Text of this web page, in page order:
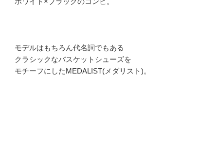
モデルはもちろん代名詞でもある
クラシックなバスケットシューズを
モチーフにしたMEDALIST(メダリスト)。